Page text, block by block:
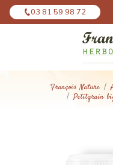
03 81 59 98 72
François Nature
Petitgrain
Panneau de gestion des